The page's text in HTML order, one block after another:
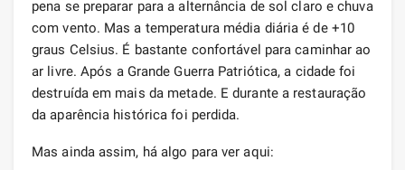
pena se preparar para a alternância de sol claro e chuva
com vento. Mas a temperatura média diária é de +10
graus Celsius. É bastante confortável para caminhar ao
ar livre. Após a Grande Guerra Patriótica, a cidade foi
destruída em mais da metade. E durante a restauração
da aparência histórica foi perdida.
Mas ainda assim, há algo para ver aqui: